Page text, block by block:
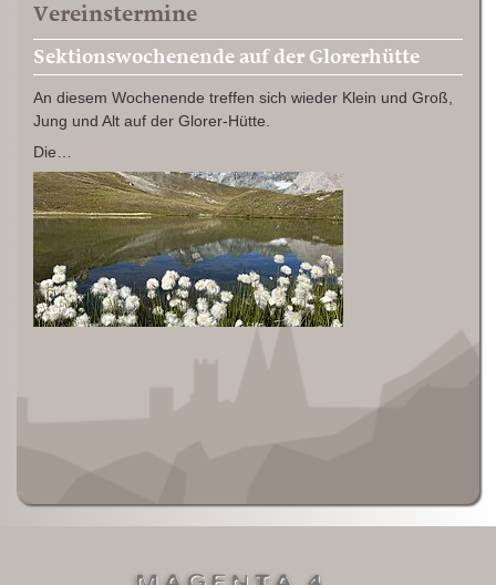
Vereinstermine
Sektionswochenende auf der Glorerhütte
An diesem Wochenende treffen sich wieder Klein und Groß,
Jung und Alt auf der Glorer-Hütte.
Die…